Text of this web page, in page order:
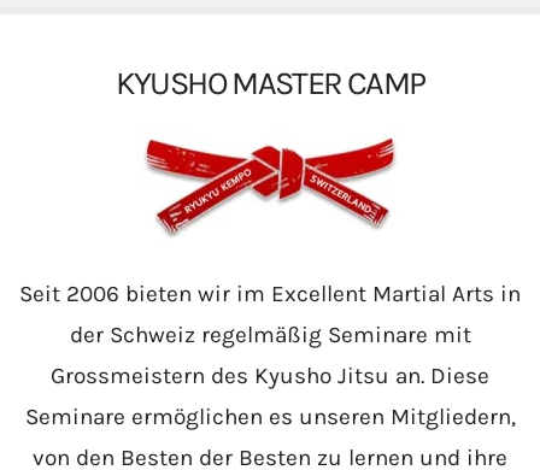
KYUSHO MASTER CAMP
Seit 2006 bieten wir im Excellent Martial Arts in
der Schweiz regelmäßig Seminare mit
Grossmeistern des Kyusho Jitsu an. Diese
Seminare ermöglichen es unseren Mitgliedern,
von den Besten der Besten zu lernen und ihre